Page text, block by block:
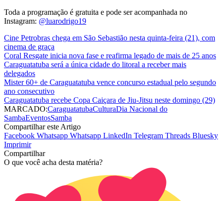
Toda a programação é gratuita e pode ser acompanhada no
Instagram: @luarodrigo19
Cine Petrobras chega em São Sebastião nesta quinta-feira (21), com
cinema de graça
Coral Resgate inicia nova fase e reafirma legado de mais de 25 anos
Caraguatatuba será a única cidade do litoral a receber mais
delegados
Mister 60+ de Caraguatatuba vence concurso estadual pelo segundo
ano consecutivo
Caraguatatuba recebe Copa Caiçara de Jiu-Jitsu neste domingo (29)
MARCADO:CaraguatatubaCulturaDia Nacional do
SambaEventosSamba
Compartilhar este Artigo
Facebook Whatsapp Whatsapp LinkedIn Telegram Threads Bluesky
Imprimir
Compartilhar
O que você acha desta matéria?